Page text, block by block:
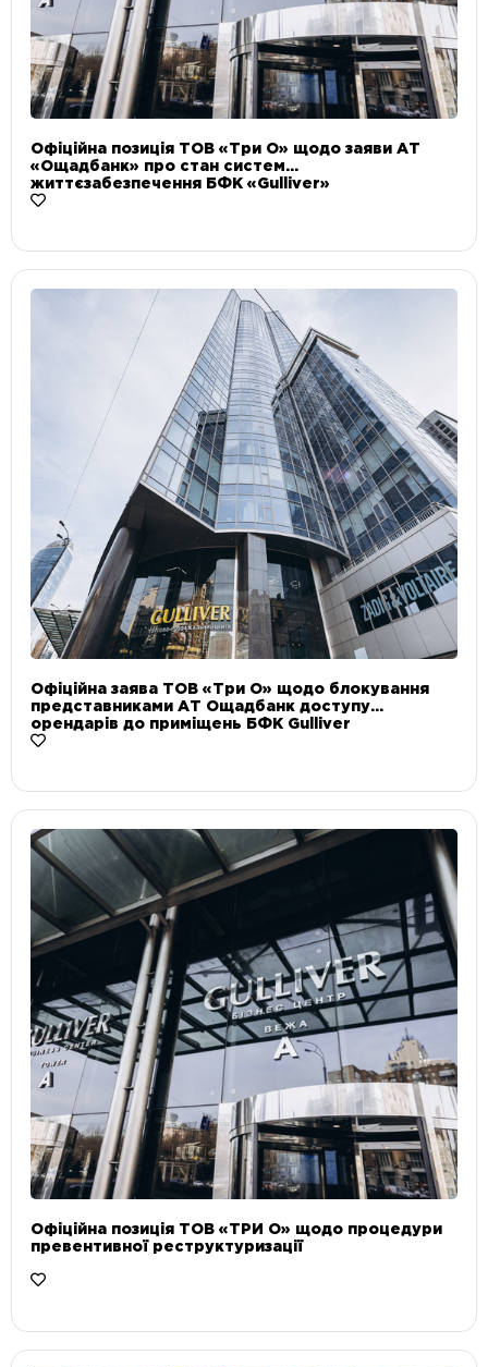
Офіційна позиція ТОВ «Три О» щодо заяви АТ
«Ощадбанк» про стан систем
життєзабезпечення БФК «Gulliver»
Офіційна заява ТОВ «Три О» щодо блокування
представниками АТ Ощадбанк доступу
орендарів до приміщень БФК Gulliver
Офіційна позиція ТОВ «ТРИ О» щодо процедури
превентивної реструктуризації